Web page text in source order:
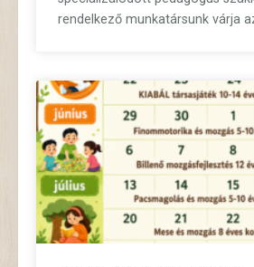
rendelkező munkatársunk várja